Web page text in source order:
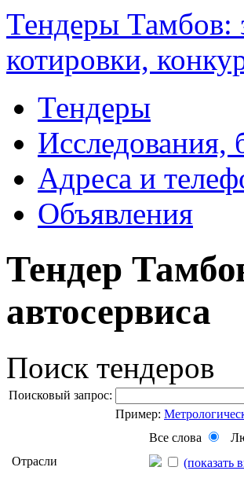
Тендеры Тамбов:
котировки,
Тендеры
Исследования,
Адреса и
Объявления
Тендер
автосервиса
Поиск тендеров
Поисковый запрос:
Пример:
Все слова
Отрасли
(показать